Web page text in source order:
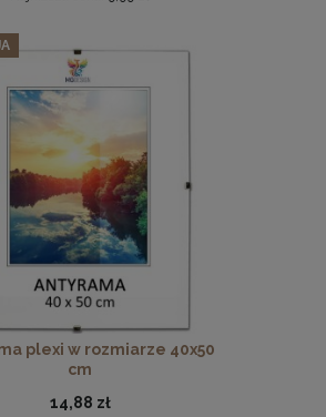
plexi w rozmiarze 40x50
cm
14,88 zł